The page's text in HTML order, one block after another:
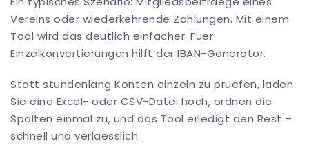
Vereins oder wiederkehrende Zahlungen. Mit einem
Tool wird das deutlich einfacher. Fuer
Einzelkonvertierungen hilft der IBAN-Generator.
Statt stundenlang Konten einzeln zu pruefen, laden
Sie eine Excel- oder CSV-Datei hoch, ordnen die
Spalten einmal zu, und das Tool erledigt den Rest –
schnell und verlaesslich.